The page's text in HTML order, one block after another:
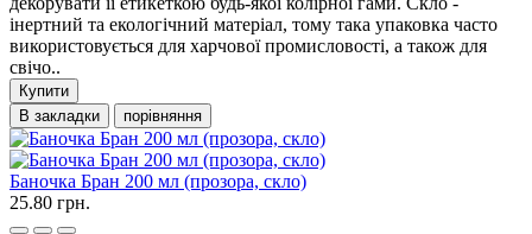
інертний та екологічний матеріал, тому така упаковка часто
використовується для харчової промисловості, а також для
свічо..
Купити
В закладки
порівняння
Баночка Бран 200 мл (прозора, скло)
25.80 грн.